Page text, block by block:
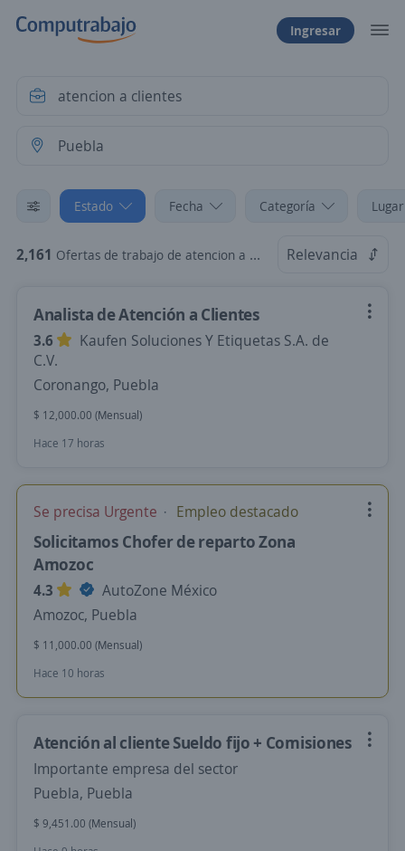
Ingresar
Estado Fecha Categoría
2,161 Ofertas de trabajo de atencion a clientes en Puebla Relevancia
Analista de Atención a Clientes
3.6
Kaufen Soluciones Y Etiquetas S.A. de
C.V.
Coronango, Puebla
$ 12,000.00 (Mensual)
Hace 17 horas
Se precisa Urgente Empleo destacado
Solicitamos Chofer de reparto Zona
Amozoc
4.3
AutoZone México
Amozoc, Puebla
$ 11,000.00 (Mensual)
Hace 10 horas
Atención al cliente Sueldo fijo + Comisiones
Importante empresa del sector
Puebla, Puebla
$ 9,451.00 (Mensual)